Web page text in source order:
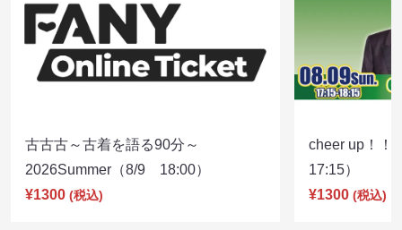
古古古～古着を語る90分～
2026Summer（8/9 18:00）
¥1300 (税込)
cheer up！
17:15）
¥1300 (税込)